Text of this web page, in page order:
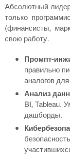
Абсолютный
только
(финансисты,
свою работу.
Промпт-
правильно
аналогов
Анализ
BI, Tableau.
дашборды.